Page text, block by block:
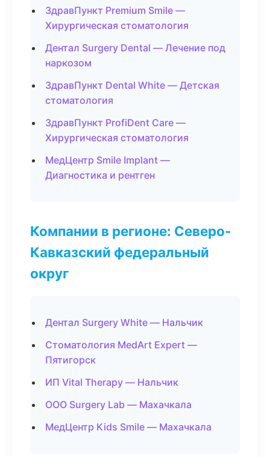
ЗдравПункт Premium Smile —
Хирургическая стоматология
Дентал Surgery Dental — Лечение под
наркозом
ЗдравПункт Dental White — Детская
стоматология
ЗдравПункт ProfiDent Care —
Хирургическая стоматология
МедЦентр Smile Implant —
Диагностика и рентген
Компании в регионе: Северо-
Кавказский федеральный
округ
Дентал Surgery White — Нальчик
Стоматология MedArt Expert —
Пятигорск
ИП Vital Therapy — Нальчик
ООО Surgery Lab — Махачкала
МедЦентр Kids Smile — Махачкала